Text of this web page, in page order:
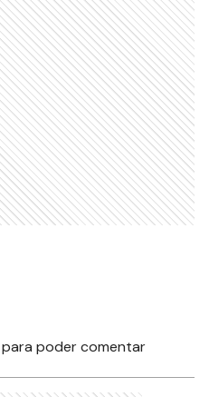
para poder comentar